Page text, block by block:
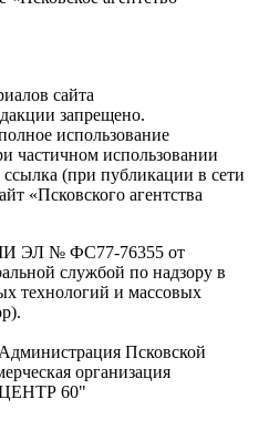
сайта
запрещено.
использование
частичном использовании
(при публикации в сети
«Псковского агентства
ЭЛ № ФС77-76355 от
службой по надзору в
технологий и массовых
Псковской
организация
60"